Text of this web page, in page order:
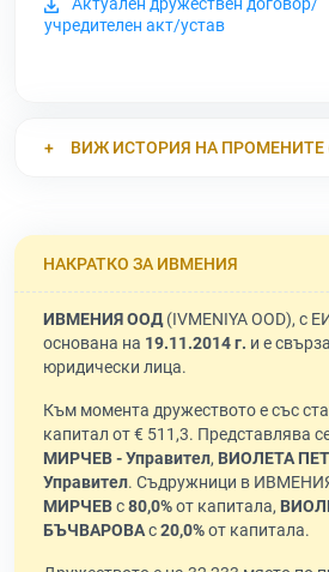
Актуален дружествен договор/
учредителен акт/устав
ВИЖ ИСТОРИЯ НА ПРОМЕНИТЕ
НАКРАТКО ЗА ИВМЕНИЯ
ИВМЕНИЯ ООД(IVMENIYA OOD), с
основана на 19.11.2014 г. и е
юридически лица.
Към момента дружеството е със
капитал от € 511,3. Представлява
МИРЧЕВ - Управител, ВИОЛЕТА
Управител. Съдружници в
МИРЧЕВс80,0%от капитала,
БЪЧВАРОВАс20,0%от капитала.